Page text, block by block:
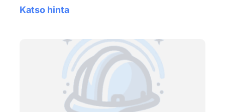
Katso hinta